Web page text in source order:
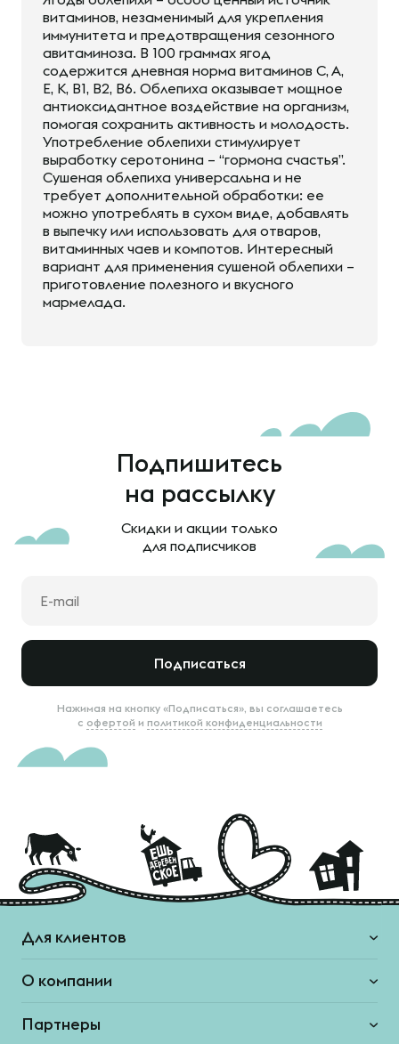
витаминов, незаменимый для укрепления
иммунитета и предотвращения сезонного
авитаминоза. В 100 граммах ягод
содержится дневная норма витаминов С, А,
Е, К, В1, В2, В6. Облепиха оказывает мощное
антиоксидантное воздействие на организм,
помогая сохранить активность и молодость.
Употребление облепихи стимулирует
выработку серотонина – “гормона счастья”.
Сушеная облепиха универсальна и не
требует дополнительной обработки: ее
можно употреблять в сухом виде, добавлять
в выпечку или использовать для отваров,
витаминных чаев и компотов. Интересный
вариант для применения сушеной облепихи –
приготовление полезного и вкусного
мармелада.
Подпишитесь
на рассылку
Скидки и акции только
для подписчиков
Подписаться
Нажимая на кнопку «Подписаться», вы соглашаетесь
с офертой и политикой конфиденциальности
Для клиентов
О компании
Партнеры